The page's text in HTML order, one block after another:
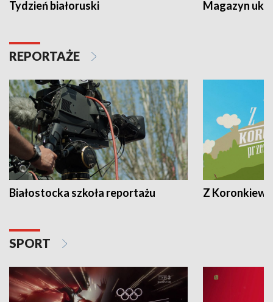
Tydzień białoruski Magazyn
REPORTAŻE
Białostocka szkoła reportażu Z
SPORT